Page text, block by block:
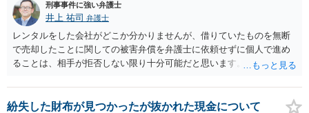
刑事事件に強い弁護士
井上 祐司 弁護士
レンタルをした会社がどこか分かりませんが、借りていたものを無断
で売却したことに関しての被害弁償を弁護士に依頼せずに個人で進め
ることは、相手が拒否しない限り十分可能だと思います。 見積を出し
か）、弁護士に法律相談において助言をもらえば足りるでしょう。
紛失した財布が見つかったが抜かれた現金について